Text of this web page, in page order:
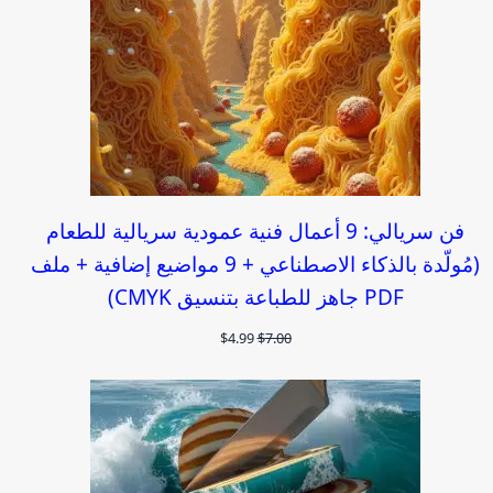
فن سريالي: 9 أعمال فنية عمودية سريالية للطعام
(مُولّدة بالذكاء الاصطناعي + 9 مواضيع إضافية + ملف
PDF جاهز للطباعة بتنسيق CMYK)
$7.00 السعر
هو:
$7.00.
$4.99 السعر
هو:
$4.99.